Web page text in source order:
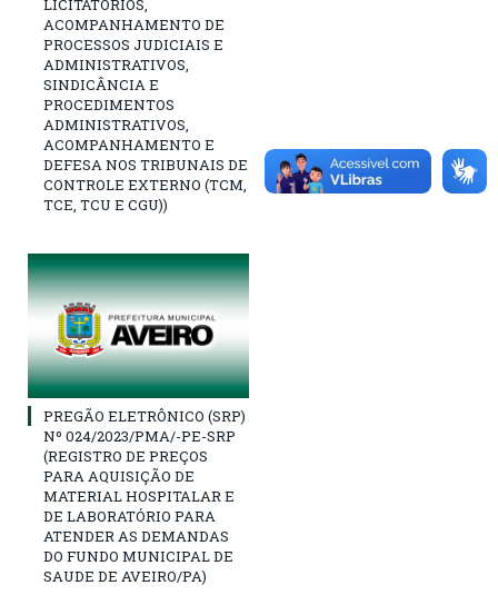
LICITATÓRIOS,
ACOMPANHAMENTO DE
PROCESSOS JUDICIAIS E
ADMINISTRATIVOS,
SINDICÂNCIA E
PROCEDIMENTOS
ADMINISTRATIVOS,
ACOMPANHAMENTO E
DEFESA NOS TRIBUNAIS DE
CONTROLE EXTERNO (TCM,
TCE, TCU E CGU))
PREGÃO ELETRÔNICO (SRP)
Nº 024/2023/PMA/-PE-SRP
(REGISTRO DE PREÇOS
PARA AQUISIÇÃO DE
MATERIAL HOSPITALAR E
DE LABORATÓRIO PARA
ATENDER AS DEMANDAS
DO FUNDO MUNICIPAL DE
SAUDE DE AVEIRO/PA)